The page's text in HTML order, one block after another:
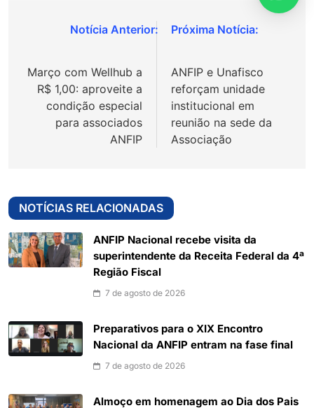
Navegação
Post
Março com Wellhub a
R$ 1,00: aproveite a
condição especial
para associados
ANFIP
ANFIP e Unafisco
reforçam unidade
institucional em
reunião na sede da
Associação
NOTÍCIAS RELACIONADAS
ANFIP Nacional recebe visita da
superintendente da Receita Federal da 4ª
Região Fiscal
7 de agosto de 2026
Preparativos para o XIX Encontro
Nacional da ANFIP entram na fase final
7 de agosto de 2026
Almoço em homenagem ao Dia dos Pais